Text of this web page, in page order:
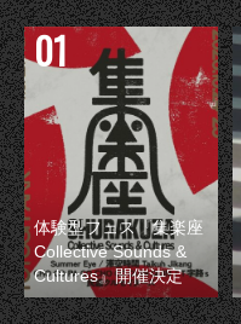
体験型フェス『集楽座
Collective Sounds &
Cultures』開催決定